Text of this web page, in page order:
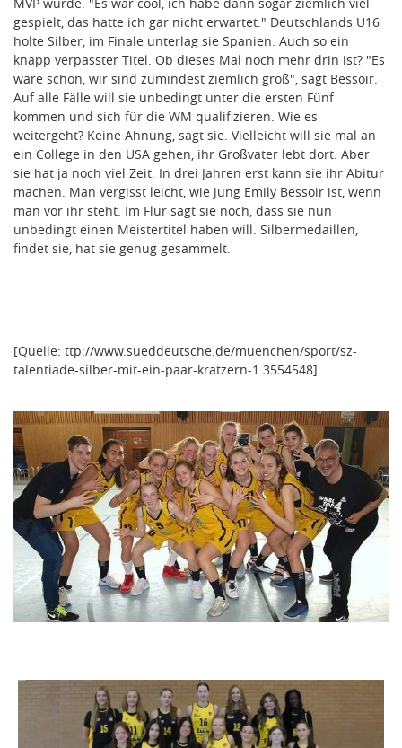
gespielt, das hatte ich gar nicht erwartet." Deutschlands U16
holte Silber, im Finale unterlag sie Spanien. Auch so ein
knapp verpasster Titel. Ob dieses Mal noch mehr drin ist? "Es
wäre schön, wir sind zumindest ziemlich groß", sagt Bessoir.
Auf alle Fälle will sie unbedingt unter die ersten Fünf
kommen und sich für die WM qualifizieren. Wie es
weitergeht? Keine Ahnung, sagt sie. Vielleicht will sie mal an
ein College in den USA gehen, ihr Großvater lebt dort. Aber
sie hat ja noch viel Zeit. In drei Jahren erst kann sie ihr Abitur
machen. Man vergisst leicht, wie jung Emily Bessoir ist, wenn
man vor ihr steht. Im Flur sagt sie noch, dass sie nun
unbedingt einen Meistertitel haben will. Silbermedaillen,
findet sie, hat sie genug gesammelt.
[Quelle: ttp://www.sueddeutsche.de/muenchen/sport/sz-
talentiade-silber-mit-ein-paar-kratzern-1.3554548]